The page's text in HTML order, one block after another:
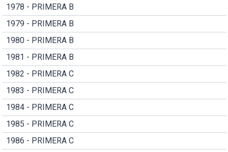
1978 - PRIMERA B
1979 - PRIMERA B
1980 - PRIMERA B
1981 - PRIMERA B
1982 - PRIMERA C
1983 - PRIMERA C
1984 - PRIMERA C
1985 - PRIMERA C
1986 - PRIMERA C